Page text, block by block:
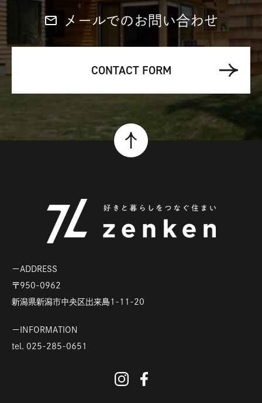
メールでのお問い合わせ
CONTACT FORM
ADDRESS
〒950-0962
新潟県新潟市中央区出来島1-11-20
INFORMATION
tel. 025-285-0651